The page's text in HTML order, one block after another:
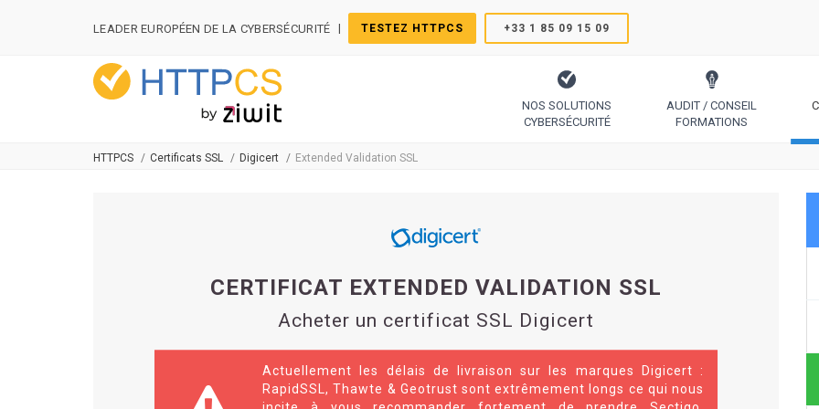
LEADER EUROPÉEN DE LA CYBERSÉCURITÉ | TESTEZ HTTPCS +33 1 85 09 15 09
NOS SOLUTIONS
CYBERSÉCURITÉ
AUDIT / CONSEIL
FORMATIONS
HTTPCS Certificats SSL Digicert Extended Validation SSL
CERTIFICAT EXTENDED VALIDATION SSL
Acheter un certificat SSL Digicert
Actuellement les délais de livraison sur les marques Digicert :
RapidSSL, Thawte & Geotrust sont extrêmement longs ce qui nous